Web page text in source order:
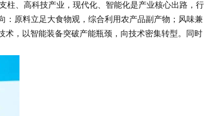
、高科技产业，现代化、智能化是产业核心出路，行
：原料立足大食物观，综合利用农产品副产物；风味兼
，以智能装备突破产能瓶颈，向技术密集转型。同时